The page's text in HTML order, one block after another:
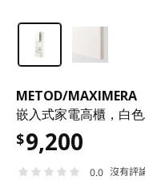
METOD/MAXIMERA
嵌入式家電高櫃，白
$9,200
0.0 沒有評